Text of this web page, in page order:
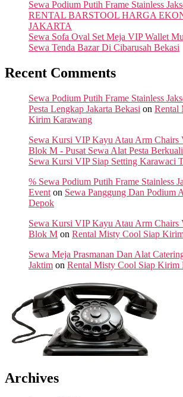
Sewa Podium Putih Frame Stainless
RENTAL BARSTOOL HARGA
JAKARTA
Sewa Sofa Oval Set Meja VIP Wallet
Sewa Tenda Bazar Di Cibarusah Bekasi
Recent Comments
Sewa Podium Putih Frame Stainless
Pesta Lengkap Jakarta Bekasi on Rental
Kirim Karawang
Sewa Kursi VIP Kayu Atau Arm Chairs
Blok M - Pusat Sewa Alat Pesta
Sewa Kursi VIP Siap Setting Karawaci
% Sewa Podium Putih Frame Stainless
Event on Sewa Panggung Dan Podium
Depok
Sewa Kursi VIP Kayu Atau Arm Chairs
Blok M on Rental Misty Cool Siap
Sewa Meja Prasmanan Dan Alat
Jaktim on Rental Misty Cool Siap Kirim
Archives